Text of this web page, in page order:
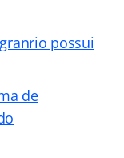
possui
de